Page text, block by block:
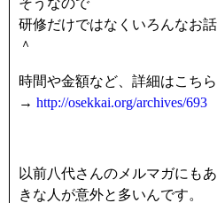
そうなので
研修だけではなくいろんなお
＾
時間や金額など、詳細はこちら
→ http://osekkai.org/archives/693
以前八代さんのメルマガにも
きな人が意外と多いんです。